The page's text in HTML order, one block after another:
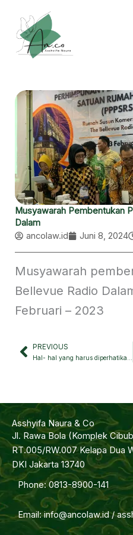
konten
Musyawarah Pembentukan
Dalam
ancolaw.id
Juni 8, 2024
Musyawarah
Bellevue Radio
Februari – 2023
Prev
PREVIOUS
Asshyifa Naura & Co
Jl. Rawa Bola (Komplek
RT.005/RW.007 Kelapa Dua
DKI Jakarta 13740
Phone: 0813-8900-141
Email: info@ancolaw.id /